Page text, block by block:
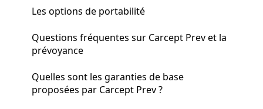
Les options de portabilité
Questions fréquentes sur Carcept Prev et la
prévoyance
Quelles sont les garanties de base
proposées par Carcept Prev ?